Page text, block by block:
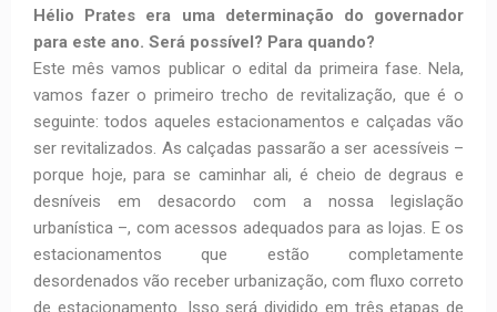
Hélio Prates era uma determinação do governador
para este ano. Será possível? Para quando?
Este mês vamos publicar o edital da primeira fase. Nela,
vamos fazer o primeiro trecho de revitalização, que é o
seguinte: todos aqueles estacionamentos e calçadas vão
ser revitalizados. As calçadas passarão a ser acessíveis –
porque hoje, para se caminhar ali, é cheio de degraus e
desníveis em desacordo com a nossa legislação
urbanística –, com acessos adequados para as lojas. E os
estacionamentos que estão completamente
desordenados vão receber urbanização, com fluxo correto
de estacionamento. Isso será dividido em três etapas de